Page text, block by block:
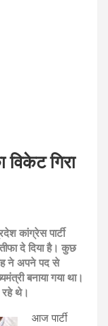
गिरा
कांग्रेस पार्टी
दे दिया है। कुछ
ने अपने पद से
बनाया गया था।
रहे थे।
आज पार्टी